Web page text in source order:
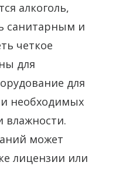
алкоголь,
санитарным и
четкое
для
для
необходимых
влажности.
может
лицензии или